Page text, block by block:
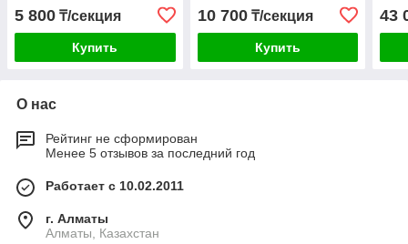
5 800 ₸/секция
Купить
10 700₸/секция
Купить
43
О нас
Рейтинг не сформирован
Менее 5 отзывов за последний год
Работает с 10.02.2011
г. Алматы
Алматы, Казахстан